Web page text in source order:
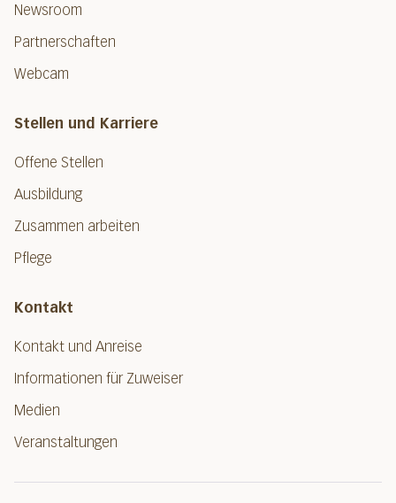
Newsroom
Partnerschaften
Webcam
Stellen und Karriere
Offene Stellen
Ausbildung
Zusammen arbeiten
Pflege
Kontakt
Kontakt und Anreise
Informationen für Zuweiser
Medien
Veranstaltungen